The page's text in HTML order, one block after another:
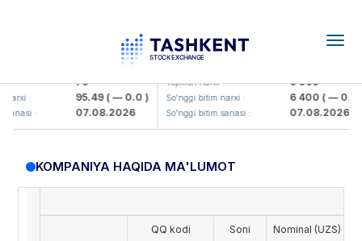
79
: 95.49( — 0.0 )
: 07.08.2026
UZMK (<O'zmetkombinat> AJ)
Yopilish narxi : 6 099
So'nggi bitim narxi : 6 400( — 0.0 )
So'nggi bitim sanasi : 07.08.2026
KOMPANIYA HAQIDA MA'LUMOT
QQ kodi Soni Nominal (UZS)